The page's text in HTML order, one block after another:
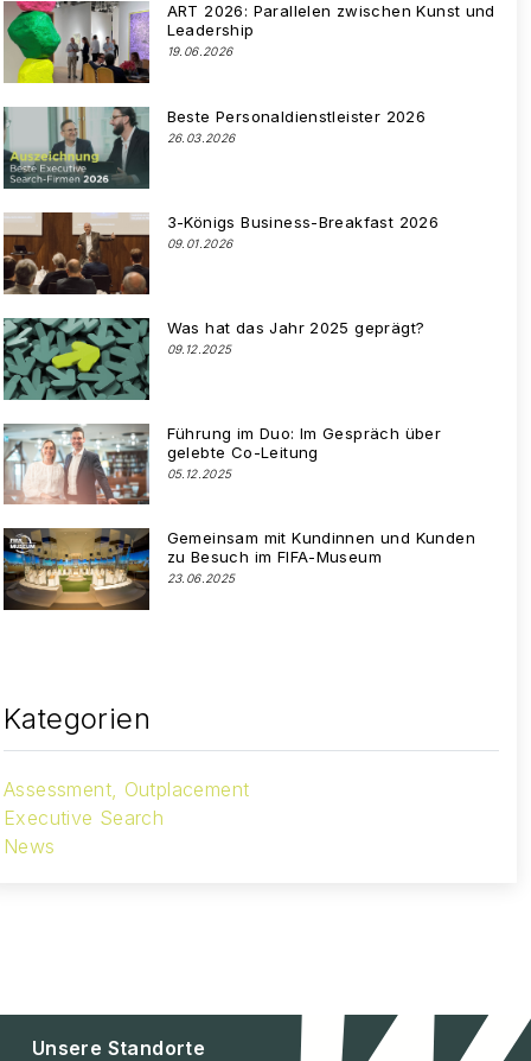
ART 2026: Parallelen zwischen Kunst und
Leadership
19.06.2026
Beste Personaldienstleister 2026
26.03.2026
3-Königs Business-Breakfast 2026
09.01.2026
Was hat das Jahr 2025 geprägt?
09.12.2025
Führung im Duo: Im Gespräch über
gelebte Co-Leitung
05.12.2025
Gemeinsam mit Kundinnen und Kunden
zu Besuch im FIFA-Museum
23.06.2025
Kategorien
Assessment, Outplacement
Executive Search
News
Unsere Standorte